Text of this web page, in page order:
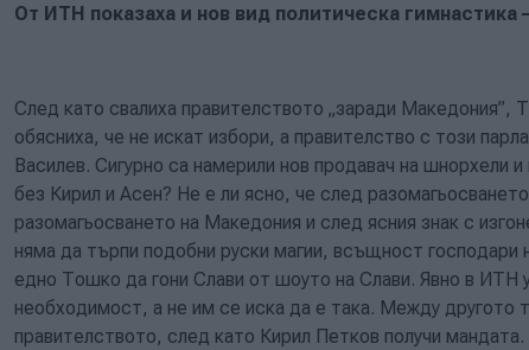
От ИТН показаха и нов вид политическа гимнастика
След като свалиха правителството „заради
обясниха, че не искат избори, а правителство с този
Василев. Сигурно са намерили нов продавач на шнорхели
без Кирил и Асен? Не е ли ясно, че след
разомагьосването на Македония и след ясния знак с
няма да търпи подобни руски магии, всъщност
едно Тошко да гони Слави от шоуто на Слави. Явно в ИТН
необходимост, а не им се иска да е така. Между другото
правителството, след като Кирил Петков получи мандата.